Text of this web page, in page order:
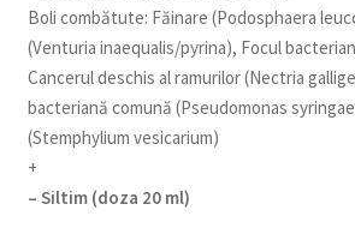
Boli combătute: Făinare (Podosphaera
(Venturia inaequalis/pyrina), Focul
Cancerul deschis al ramurilor (Nectria
bacteriană comună (Pseudomonas
(Stemphylium vesicarium)
+
– Siltim (doza 20 ml)